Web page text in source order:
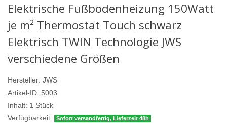
Elektrische Fußbodenheizung 150Watt
je m² Thermostat Touch schwarz
Elektrisch TWIN Technologie JWS
verschiedene Größen
Hersteller: JWS
Artikel-ID: 5003
Inhalt: 1 Stück
Verfügbarkeit:
Sofort versandfertig, Lieferzeit 48h